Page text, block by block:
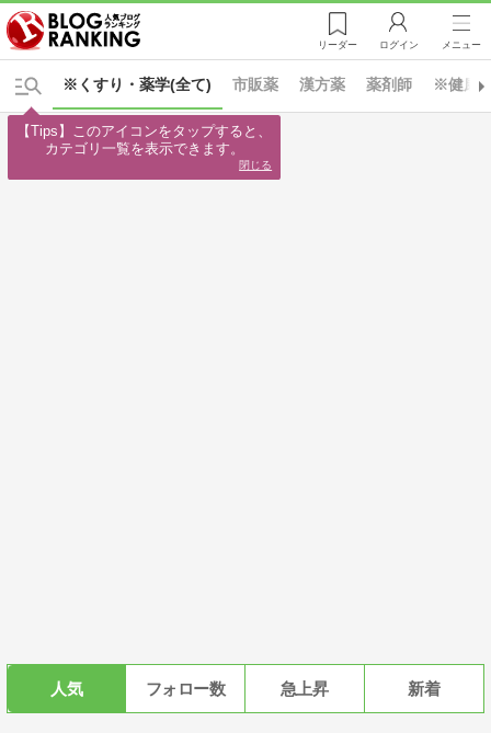
リーダー ログイン メニュー
※くすり・薬学(全て) ※健康
市販薬 漢方薬 薬剤師
人気 フォロー数 急上昇 新着
【Tips】このアイコンをタップすると、
カテゴリ一覧を表示できます。
閉じる